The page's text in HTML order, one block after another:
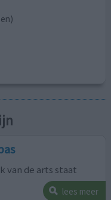
van de arts staat
lees meer